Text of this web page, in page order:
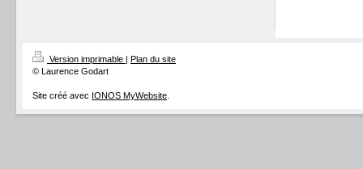
Version imprimable | Plan du site
© Laurence Godart
Site créé avec IONOS MyWebsite